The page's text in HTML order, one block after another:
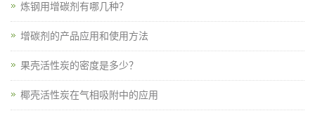
炼钢用增碳剂有哪几种？
增碳剂的产品应用和使用方法
果壳活性炭的密度是多少？
椰壳活性炭在气相吸附中的应用